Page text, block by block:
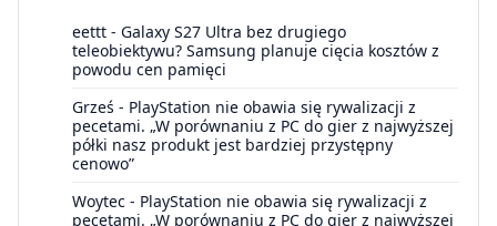
eettt - Galaxy S27 Ultra bez drugiego
teleobiektywu? Samsung planuje cięcia kosztów z
powodu cen pamięci
Grześ - PlayStation nie obawia się rywalizacji z
pecetami. „W porównaniu z PC do gier z najwyższej
półki nasz produkt jest bardziej przystępny
cenowo”
Woytec - PlayStation nie obawia się rywalizacji z
pecetami. „W porównaniu z PC do gier z najwyższej